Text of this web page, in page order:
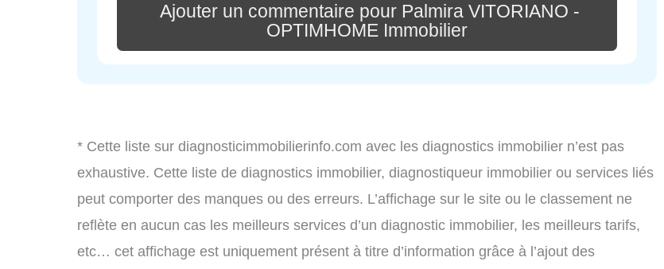
Ajouter un commentaire pour Palmira VITORIANO -
OPTIMHOME Immobilier
* Cette liste sur diagnosticimmobilierinfo.com avec les diagnostics immobilier n’est pas
exhaustive. Cette liste de diagnostics immobilier, diagnostiqueur immobilier ou services liés
peut comporter des manques ou des erreurs. L’affichage sur le site ou le classement ne
reflète en aucun cas les meilleurs services d’un diagnostic immobilier, les meilleurs tarifs,
etc… cet affichage est uniquement présent à titre d’information grâce à l’ajout des